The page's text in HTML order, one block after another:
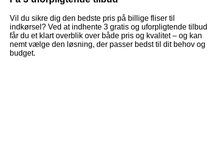
Vil du sikre dig den bedste pris på billige fliser til
indkørsel? Ved at indhente 3 gratis og uforpligtende tilbud
får du et klart overblik over både pris og kvalitet – og kan
nemt vælge den løsning, der passer bedst til dit behov og
budget.